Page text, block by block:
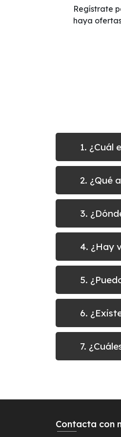
Regístrate
haya
1. ¿Cuál
2. ¿Qué
3.
4. ¿Hay
5.
6.
7.
Contacta con